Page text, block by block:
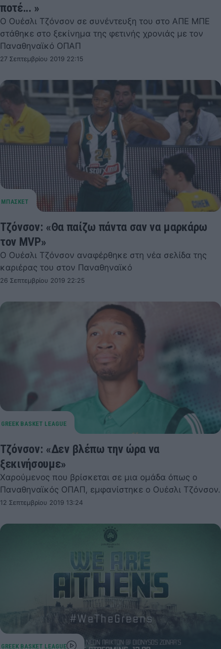
ποτέ... »
O Ουέσλι Τζόνσον σε συνέντευξη του στο ΑΠΕ ΜΠΕ
στάθηκε στο ξεκίνημα της φετινής χρονιάς με τον
Παναθηναϊκό ΟΠΑΠ
27 Σεπτεμβρίου 2019 22:15
Τζόνσον: «Θα παίζω πάντα σαν να μαρκάρω
τον MVP»
Ο Ουέσλι Τζόνσον αναφέρθηκε στη νέα σελίδα της
καριέρας του στον Παναθηναϊκό
26 Σεπτεμβρίου 2019 22:25
Τζόνσον: «Δεν βλέπω την ώρα να
ξεκινήσουμε»
Χαρούμενος που βρίσκεται σε μια ομάδα όπως ο
Παναθηναϊκός ΟΠΑΠ, εμφανίστηκε ο Ουέσλι Τζόνσον.
12 Σεπτεμβρίου 2019 13:24